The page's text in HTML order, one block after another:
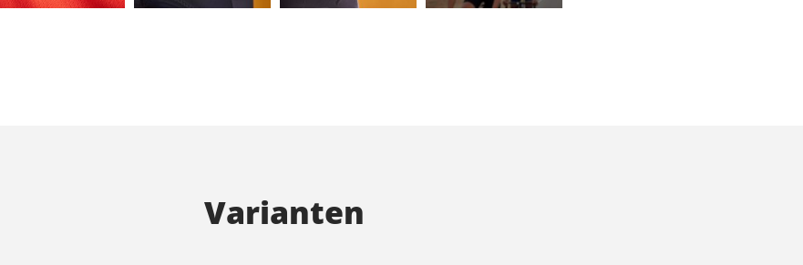
Varianten